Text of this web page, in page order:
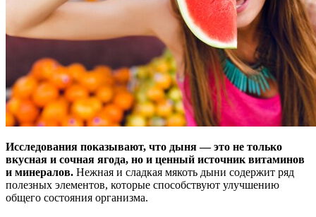
Исследования показывают, что дыня — это не только
вкусная и сочная ягода, но и ценный источник витаминов
и минералов. Нежная и сладкая мякоть дыни содержит ряд
полезных элементов, которые способствуют улучшению
общего состояния организма.